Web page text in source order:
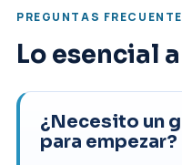
PREGUNTAS
Lo esencial
¿Necesito un
para empezar?